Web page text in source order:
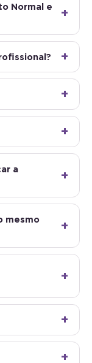
Normal e
a
mesmo